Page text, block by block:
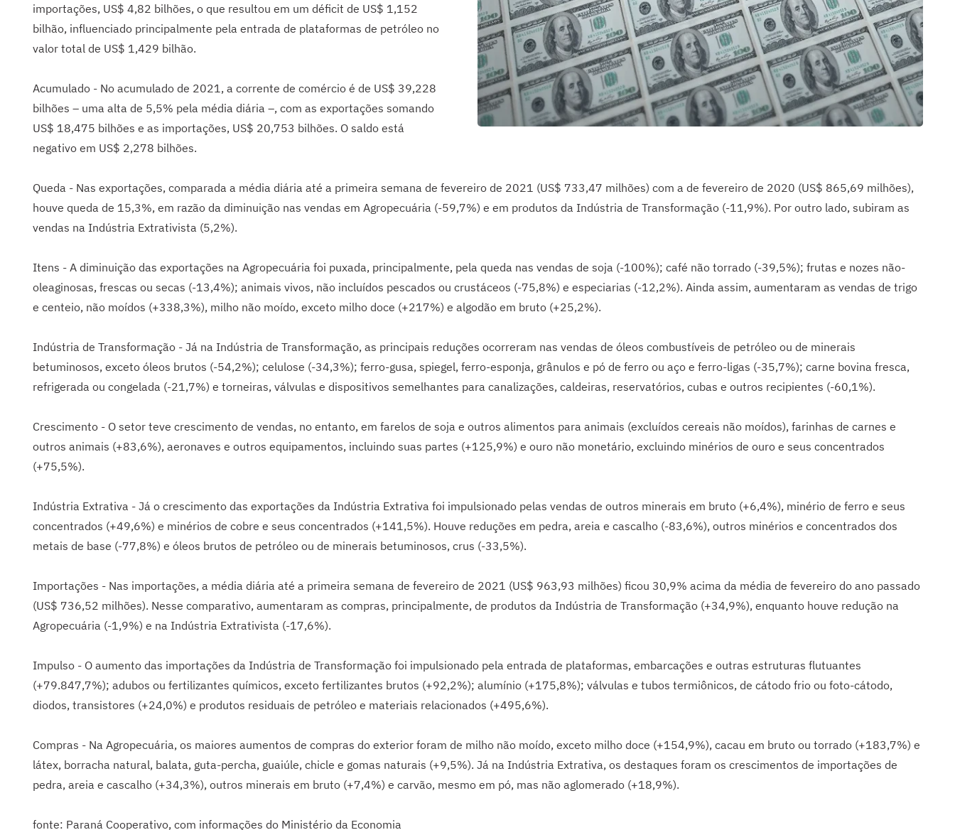
importações, US$ 4,82 bilhões, o que resultou em um déficit de US$ 1,152
bilhão, influenciado principalmente pela entrada de plataformas de petróleo no
valor total de US$ 1,429 bilhão.
Acumulado - No acumulado de 2021, a corrente de comércio é de US$ 39,228
bilhões – uma alta de 5,5% pela média diária –, com as exportações somando
US$ 18,475 bilhões e as importações, US$ 20,753 bilhões. O saldo está
negativo em US$ 2,278 bilhões.
Queda - Nas exportações, comparada a média diária até a primeira semana de fevereiro de 2021 (US$ 733,47 milhões) com a de fevereiro de 2020 (US$ 865,69 milhões),
houve queda de 15,3%, em razão da diminuição nas vendas em Agropecuária (-59,7%) e em produtos da Indústria de Transformação (-11,9%). Por outro lado, subiram as
vendas na Indústria Extrativista (5,2%).
Itens - A diminuição das exportações na Agropecuária foi puxada, principalmente, pela queda nas vendas de soja (-100%); café não torrado (-39,5%); frutas e nozes não-
oleaginosas, frescas ou secas (-13,4%); animais vivos, não incluídos pescados ou crustáceos (-75,8%) e especiarias (-12,2%). Ainda assim, aumentaram as vendas de trigo
e centeio, não moídos (+338,3%), milho não moído, exceto milho doce (+217%) e algodão em bruto (+25,2%).
Indústria de Transformação - Já na Indústria de Transformação, as principais reduções ocorreram nas vendas de óleos combustíveis de petróleo ou de minerais
betuminosos, exceto óleos brutos (-54,2%); celulose (-34,3%); ferro-gusa, spiegel, ferro-esponja, grânulos e pó de ferro ou aço e ferro-ligas (-35,7%); carne bovina fresca,
refrigerada ou congelada (-21,7%) e torneiras, válvulas e dispositivos semelhantes para canalizações, caldeiras, reservatórios, cubas e outros recipientes (-60,1%).
Crescimento - O setor teve crescimento de vendas, no entanto, em farelos de soja e outros alimentos para animais (excluídos cereais não moídos), farinhas de carnes e
outros animais (+83,6%), aeronaves e outros equipamentos, incluindo suas partes (+125,9%) e ouro não monetário, excluindo minérios de ouro e seus concentrados
(+75,5%).
Indústria Extrativa - Já o crescimento das exportações da Indústria Extrativa foi impulsionado pelas vendas de outros minerais em bruto (+6,4%), minério de ferro e seus
concentrados (+49,6%) e minérios de cobre e seus concentrados (+141,5%). Houve reduções em pedra, areia e cascalho (-83,6%), outros minérios e concentrados dos
metais de base (-77,8%) e óleos brutos de petróleo ou de minerais betuminosos, crus (-33,5%).
Importações - Nas importações, a média diária até a primeira semana de fevereiro de 2021 (US$ 963,93 milhões) ficou 30,9% acima da média de fevereiro do ano passado
(US$ 736,52 milhões). Nesse comparativo, aumentaram as compras, principalmente, de produtos da Indústria de Transformação (+34,9%), enquanto houve redução na
Agropecuária (-1,9%) e na Indústria Extrativista (-17,6%).
Impulso - O aumento das importações da Indústria de Transformação foi impulsionado pela entrada de plataformas, embarcações e outras estruturas flutuantes
(+79.847,7%); adubos ou fertilizantes químicos, exceto fertilizantes brutos (+92,2%); alumínio (+175,8%); válvulas e tubos termiônicos, de cátodo frio ou foto-cátodo,
diodos, transistores (+24,0%) e produtos residuais de petróleo e materiais relacionados (+495,6%).
Compras - Na Agropecuária, os maiores aumentos de compras do exterior foram de milho não moído, exceto milho doce (+154,9%), cacau em bruto ou torrado (+183,7%) e
látex, borracha natural, balata, guta-percha, guaiúle, chicle e gomas naturais (+9,5%). Já na Indústria Extrativa, os destaques foram os crescimentos de importações de
pedra, areia e cascalho (+34,3%), outros minerais em bruto (+7,4%) e carvão, mesmo em pó, mas não aglomerado (+18,9%).
fonte: Paraná Cooperativo, com informações do Ministério da Economia